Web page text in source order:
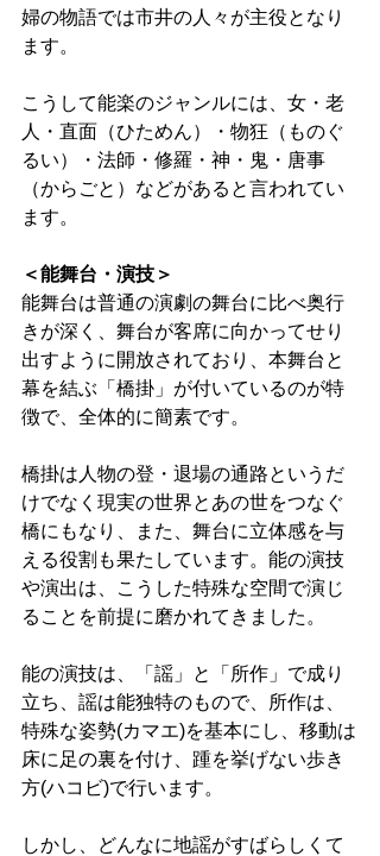
婦の物語では市井の人々が主役となり
ます。
こうして能楽のジャンルには、女・老
人・直面（ひためん）・物狂（ものぐ
るい）・法師・修羅・神・鬼・唐事
（からごと）などがあると言われてい
ます。
＜能舞台・演技＞
能舞台は普通の演劇の舞台に比べ奥行
きが深く、舞台が客席に向かってせり
出すように開放されており、本舞台と
幕を結ぶ「橋掛」が付いているのが特
徴で、全体的に簡素です。
橋掛は人物の登・退場の通路というだ
けでなく現実の世界とあの世をつなぐ
橋にもなり、また、舞台に立体感を与
える役割も果たしています。能の演技
や演出は、こうした特殊な空間で演じ
ることを前提に磨かれてきました。
能の演技は、「謡」と「所作」で成り
立ち、謡は能独特のもので、所作は、
特殊な姿勢(カマエ)を基本にし、移動は
床に足の裏を付け、踵を挙げない歩き
方(ハコビ)で行います。
しかし、どんなに地謡がすばらしくて